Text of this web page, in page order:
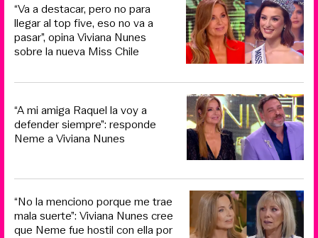
“Va a destacar, pero no para
llegar al top five, eso no va a
pasar”, opina Viviana Nunes
sobre la nueva Miss Chile
“A mi amiga Raquel la voy a
defender siempre”: responde
Neme a Viviana Nunes
“No la menciono porque me trae
mala suerte”: Viviana Nunes cree
que Neme fue hostil con ella por